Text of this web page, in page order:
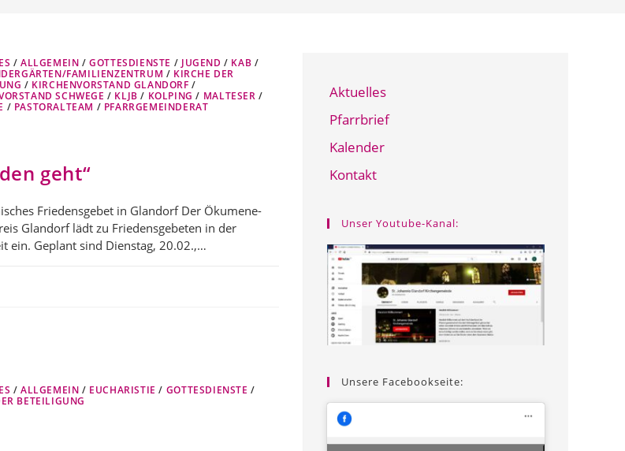
/ALLGEMEIN /GOTTESDIENSTE / JUGEND / KAB /
FAMILIENZENTRUM / KIRCHE DER
/ KIRCHENVORSTAND GLANDORF /
SCHWEGE / KLJB / KOLPING / MALTESER /
/ PASTORALTEAM / PFARRGEMEINDERAT
geht“
Friedensgebet in Glandorf Der Ökumene-
Glandorf lädt zu Friedensgebeten in der
ein. Geplant sind Dienstag, 20.02.,…
/ALLGEMEIN / EUCHARISTIE / GOTTESDIENSTE /
BETEILIGUNG
Aktuelles
Pfarrbrief
Kalender
Kontakt
Unser Youtube-Kanal:
Unsere Facebookseite: